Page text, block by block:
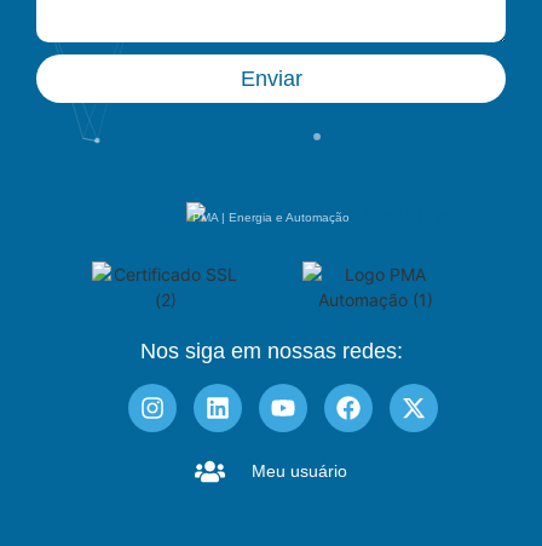
Enviar
PMA | Energia e Automação
Nos siga em nossas redes:
Meu usuário